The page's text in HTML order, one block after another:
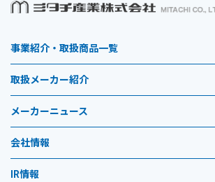
事業紹介・取扱商品一覧
取扱メーカー紹介
メーカーニュース
会社情報
IR情報